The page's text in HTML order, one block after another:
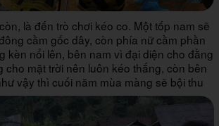
là đến trò chơi kéo co. Một tốp nam sẽ
cầm gốc dây, còn phía nữ cầm phần
kèn nổi lên, bên nam vì đại diện cho đằng
cho mặt trời nên luôn kéo thắng, còn bên
vậy thì cuối năm mùa màng sẽ bội thu